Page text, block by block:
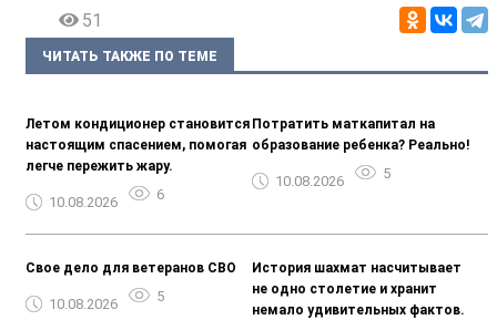
51
ЧИТАТЬ ТАКЖЕ ПО ТЕМЕ
Летом кондиционер становится
настоящим спасением, помогая
легче пережить жару.
10.08.2026 6
Потратить маткапитал на
образование ребенка? Реально!
10.08.2026 5
Свое дело для ветеранов СВО
10.08.2026 5
История шахмат насчитывает
не одно столетие и хранит
немало удивительных фактов.